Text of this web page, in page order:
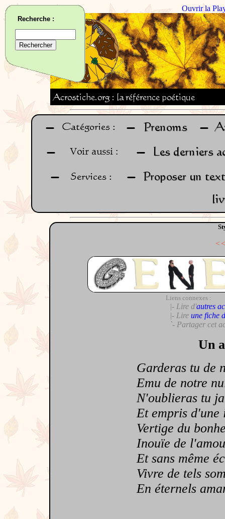
Ouvrir la
Liens connexes :
|- Lire d'autres
|- Lire une fiche
`- Partager cet
Un
Garderas tu de
Emu de notre
N'oublieras tu
Et empris d'une
Vertige du
Inouïe de
Et sans même
Vivre de tels
En éternels
Recherche :